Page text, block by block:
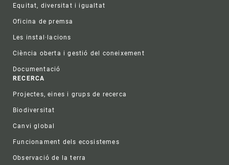
Equitat, diversitat i igualtat
Oficina de premsa
Les instal·lacions
Ciència oberta i gestió del coneixement
Documentació
RECERCA
Projectes, eines i grups de recerca
Biodiversitat
Canvi global
Funcionament dels ecosistemes
Observació de la terra